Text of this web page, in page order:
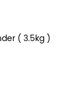
( 3.5kg )